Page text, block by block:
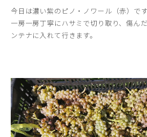
今日は濃い紫のピノ・ノワール（赤）です
一房一房丁寧にハサミで切り取り、傷ん
ンテナに入れて行きます。